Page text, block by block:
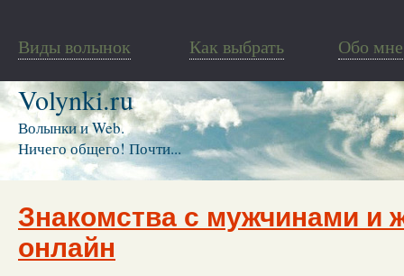
Виды волынок Как выбрать Обо мне
Volynki.ru
Волынки и Web.
Ничего общего! Почти...
Знакомства с мужчинами и
онлайн